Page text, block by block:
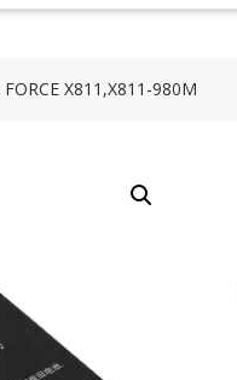
X811,X811-980M